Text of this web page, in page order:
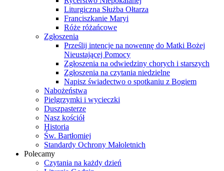
Liturgiczna Służba Ołtarza
Franciszkanie Maryi
Róże różańcowe
Zgłoszenia
Prześlij intencje na nowennę do Matki Bożej
Nieustającej Pomocy
Zgłoszenia na odwiedziny chorych i starszych
Zgłoszenia na czytania niedzielne
Napisz świadectwo o spotkaniu z Bogiem
Nabożeństwa
Pielgrzymki i wycieczki
Duszpasterze
Nasz kościół
Historia
Św. Bartłomiej
Standardy Ochrony Małoletnich
Polecamy
Czytania na każdy dzień